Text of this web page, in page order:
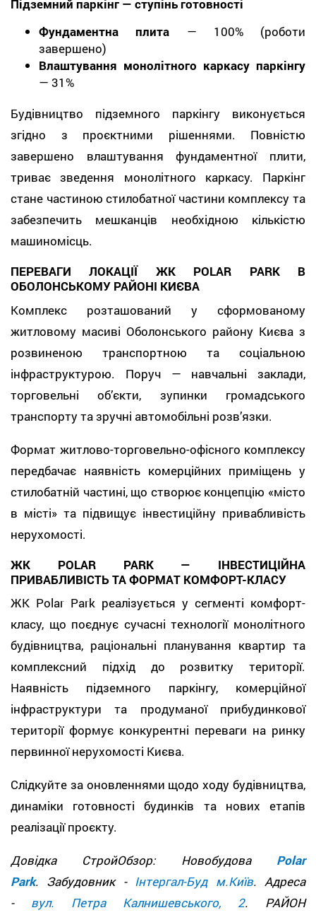
Підземний паркінг — ступінь готовності
Фундаментна плита — 100% (роботи
завершено)
Влаштування монолітного каркасу паркінгу
— 31%
Будівництво підземного паркінгу виконується
згідно з проєктними рішеннями. Повністю
завершено влаштування фундаментної плити,
триває зведення монолітного каркасу. Паркінг
стане частиною стилобатної частини комплексу та
забезпечить мешканців необхідною кількістю
машиномісць.
ПЕРЕВАГИ ЛОКАЦІЇ ЖК POLAR PARK В
ОБОЛОНСЬКОМУ РАЙОНІ КИЄВА
Комплекс розташований у сформованому
житловому масиві Оболонського району Києва з
розвиненою транспортною та соціальною
інфраструктурою. Поруч — навчальні заклади,
торговельні об’єкти, зупинки громадського
транспорту та зручні автомобільні розв’язки.
Формат житлово-торговельно-офісного комплексу
передбачає наявність комерційних приміщень у
стилобатній частині, що створює концепцію «місто
в місті» та підвищує інвестиційну привабливість
нерухомості.
ЖК POLAR PARK — ІНВЕСТИЦІЙНА
ПРИВАБЛИВІСТЬ ТА ФОРМАТ КОМФОРТ-КЛАСУ
ЖК Polar Park реалізується у сегменті комфорт-
класу, що поєднує сучасні технології монолітного
будівництва, раціональні планування квартир та
комплексний підхід до розвитку території.
Наявність підземного паркінгу, комерційної
інфраструктури та продуманої прибудинкової
території формує конкурентні переваги на ринку
первинної нерухомості Києва.
Слідкуйте за оновленнями щодо ходу будівництва,
динаміки готовності будинків та нових етапів
реалізації проєкту.
Довідка СтройОбзор: Новобудова Polar
Park. Забудовник - Інтергал-Буд м.Київ. Адреса
- вул. Петра Калнишевського, 2. РАЙОН